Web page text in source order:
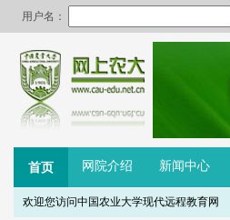
首页
欢迎您访问中国农业大学现代远程教育网
网院介绍 新闻中心